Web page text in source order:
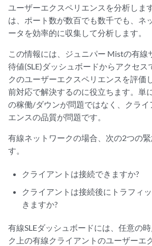
ユーザーエクスペリエンスを分析しま
は、ポート数が数百でも数千でも、ネ
ータを効率的に収集して分析します。
この情報には、ジュニパー Mistの有線
待値(SLE)ダッシュボードからアクセス
クのユーザーエクスペリエンスを評価
前対応で解決するのに役立ちます。単
の稼働/ダウンが問題ではなく、クライ
エンスの品質が問題です。
有線ネットワークの場合、次の2つの
す。
クライアントは接続できますか?
クライアントは接続後にトラフィ
きますか?
有線SLEダッシュボードには、任意の
ク上の有線クライアントのユーザーエ